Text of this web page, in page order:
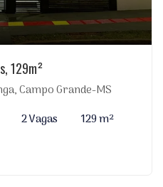
129m²
Campo Grande-MS
2 Vagas
129 m²